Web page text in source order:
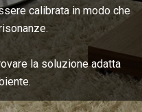
calibrata in modo che
la soluzione adatta